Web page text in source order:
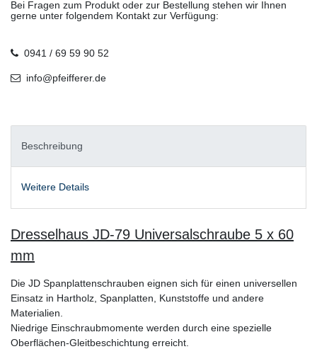
Bei Fragen zum Produkt oder zur Bestellung stehen wir Ihnen
gerne unter folgendem Kontakt zur Verfügung:
0941 / 69 59 90 52
info@pfeifferer.de
Beschreibung
Weitere Details
Dresselhaus JD-79 Universalschraube 5 x 60
mm
Die JD Spanplattenschrauben eignen sich für einen universellen
Einsatz in Hartholz, Spanplatten, Kunststoffe und andere
Materialien.
Niedrige Einschraubmomente werden durch eine spezielle
Oberflächen-Gleitbeschichtung erreicht.